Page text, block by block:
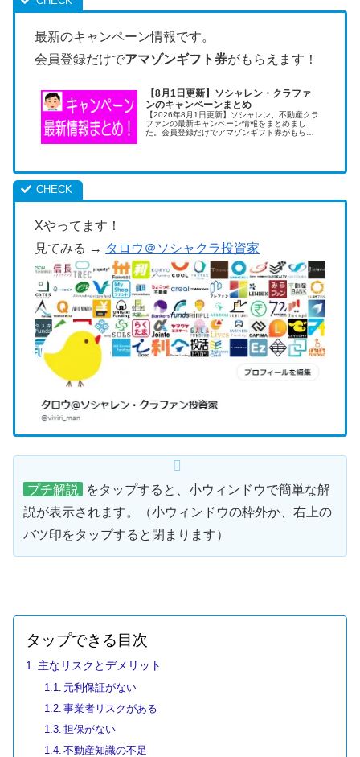
最新のキャンペーン情報です。
会員登録だけでアマゾンギフト券がもらえます！
【8月1日更新】ソシャレン・クラファ
ンのキャンペーンまとめ
【2026年8月1日更新】ソシャレン、不動産クラ
ファンの最新キャンペーン情報をまとめまし
た。会員登録だけでアマゾンギフト券がもらえ
Xやってます！
見てみる → タロウ＠ソシャクラ投資家
プチ解説
をタップすると、小ウィンドウで簡単な解
説が表示されます。（小ウィンドウの枠外か、右上の
バツ印をタップすると閉まります）
タップできる目次
主なリスクとデメリット
元利保証がない
事業者リスクがある
担保がない
不動産知識の不足